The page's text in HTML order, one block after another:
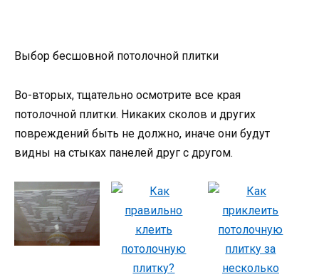
Выбор бесшовной потолочной плитки
Во-вторых, тщательно осмотрите все края
потолочной плитки. Никаких сколов и других
повреждений быть не должно, иначе они будут
видны на стыках панелей друг с другом.